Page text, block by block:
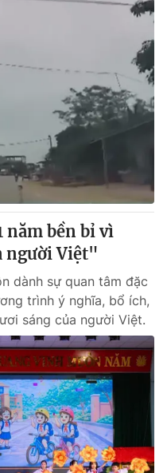
năm bền bỉ vì
người Việt"
dành sự quan tâm đặc
trình ý nghĩa, bổ ích,
sáng của người Việt.